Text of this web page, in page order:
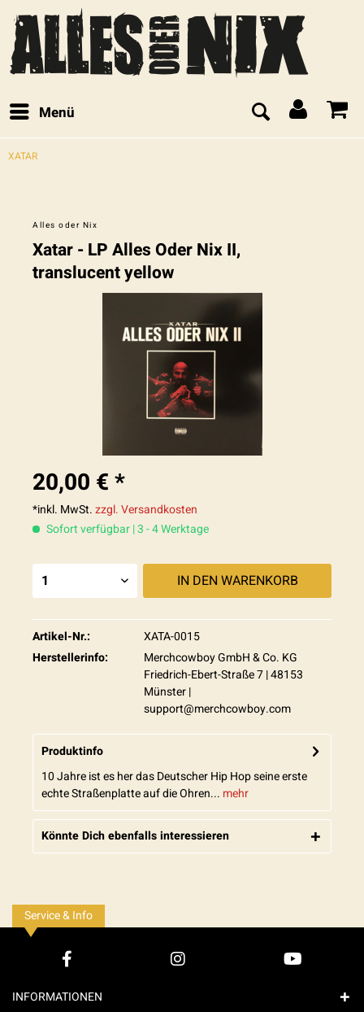
Menü
XATAR
Alles oder Nix
Xatar - LP Alles Oder Nix II,
translucent yellow
20,00 € *
*inkl. MwSt.zzgl. Versandkosten
Sofort verfügbar | 3 - 4 Werktage
IN DEN WARENKORB
Artikel-Nr.:
XATA-0015
Herstellerinfo:
Merchcowboy GmbH & Co. KG
Friedrich-Ebert-Straße 7 | 48153
Münster |
support@merchcowboy.com
Produktinfo
10 Jahre ist es her das Deutscher Hip Hop seine erste
echte Straßenplatte auf die Ohren... mehr
Könnte Dich ebenfalls interessieren
Service & Info
INFORMATIONEN